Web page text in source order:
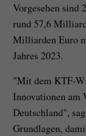
Vorgesehen sind
rund 57,6
Milliarden Euro
Jahres 2023.
"Mit dem KTF-
Innovationen am
Deutschland",
Grundlagen,